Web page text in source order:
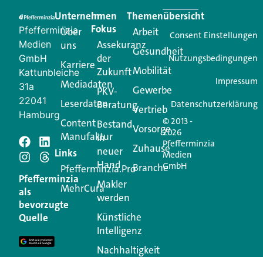
Creator für Ihre Kundenkommunikation. Alles, was
Ihren Vertriebsalltag leichter macht. Mit nur einem
Login.
Jetzt anmelden
Schreiben Sie einen
Kommentar
Ihre E-Mail-Adresse wird nicht veröffentlicht.
Erforderliche Felder sind mit
Kommentar
Pfefferminzia
Medien
GmbH
Kattunbleiche
31a
22041
Hamburg
Pfefferminzia
als
bevorzugte
Quelle
Unternehmen
Über
uns
Karriere
Mediadaten
Leserdaten
Content
Manufaktur
Links
Pfefferminzia.Pro
MehrCura
Im
Fokus
Assekuranz
der
Zukunft
PKV-
Beratung
Bestand
in
neuer
Hand
Makler
werden
Künstliche
Intelligenz
Nachhaltigkeit
Themenübersicht
Arbeit
Gesundheit
Mobilität
Gewerbe
Vertrieb
Vorsorge
Zuhause
Branche
© 2013 -
2026
Pfefferminzia
Medien
GmbH
Consent Einstellungen
Nutzungsbedingungen
Impressum
Datenschutzerklärung